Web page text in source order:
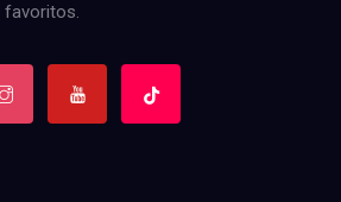
favoritos.